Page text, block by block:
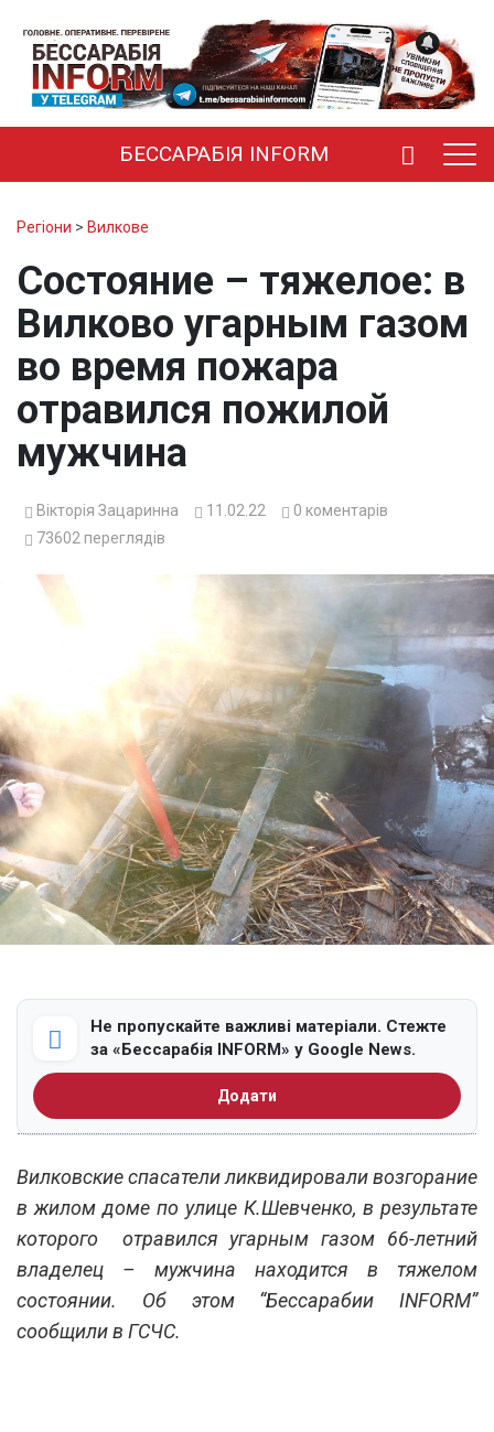
БЕССАРАБІЯ INFORM
Регіони > Вилкове
Состояние – тяжелое: в
Вилково угарным газом
во время пожара
отравился пожилой
мужчина
Вікторія Зацаринна 11.02.22 0 коментарів
73602 переглядів
Не пропускайте важливі матеріали. Стежте
за «Бессарабія INFORM» у Google News.
Додати
Вилковские спасатели ликвидировали возгорание
в жилом доме по улице К.Шевченко, в результате
которого отравился угарным газом 66-летний
владелец – мужчина находится в тяжелом
состоянии. Об этом “Бессарабии INFORM”
сообщили в ГСЧС.